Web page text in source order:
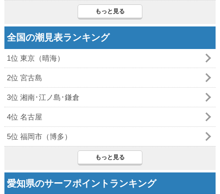
もっと見る
全国の潮見表ランキング
1位 東京（晴海）
2位 宮古島
3位 湘南･江ノ島･鎌倉
4位 名古屋
5位 福岡市（博多）
もっと見る
愛知県のサーフポイントランキング